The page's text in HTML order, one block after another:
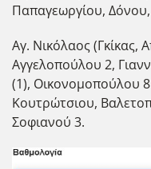
Παπαγεωργίου, Δόνου,
Αγ. Νικόλαος (Γκίκας,
Αγγελοπούλου 2,
(1), Οικονομοπούλου
Κουτρώτσιου,
Σοφιανού 3.